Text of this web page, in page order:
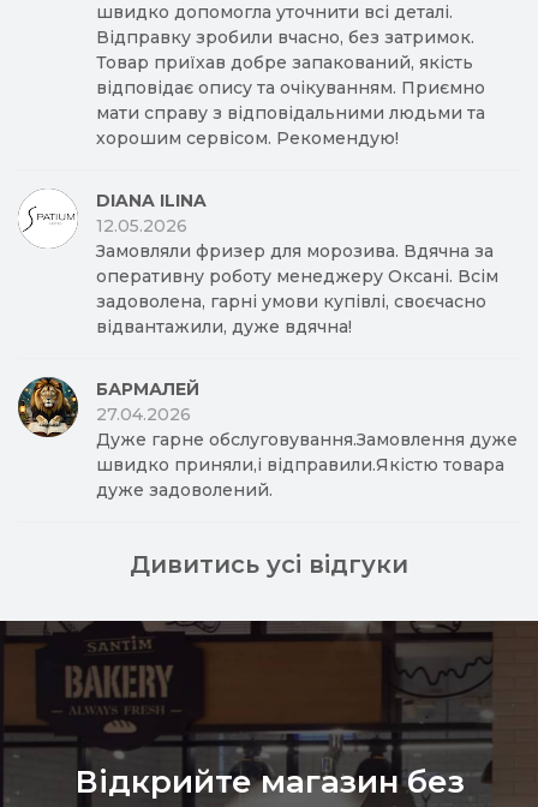
швидко допомогла уточнити всі деталі.
Відправку зробили вчасно, без затримок.
Товар приїхав добре запакований, якість
відповідає опису та очікуванням. Приємно
мати справу з відповідальними людьми та
хорошим сервісом. Рекомендую!
DIANA ILINA
12.05.2026
Замовляли фризер для морозива. Вдячна за
оперативну роботу менеджеру Оксані. Всім
задоволена, гарні умови купівлі, своєчасно
відвантажили, дуже вдячна!
БАРМАЛЕЙ
27.04.2026
Дуже гарне обслуговування.Замовлення дуже
швидко приняли,і відправили.Якістю товара
дуже задоволений.
Дивитись усі відгуки
Відкрийте магазин без